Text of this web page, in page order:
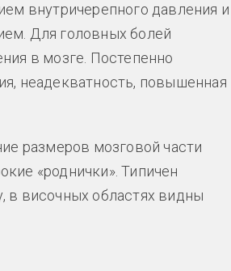
внутричерепного давления и
Для головных болей
в мозге. Постепенно
неадекватность, повышенная
размеров мозговой части
«роднички». Типичен
в височных областях видны